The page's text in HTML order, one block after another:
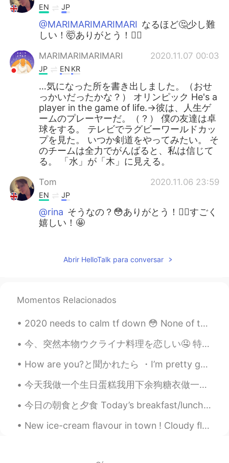
EN JP
@MARIMARIMARIMARI なるほど🤔少し難
しい！🤯ありがとう！🙇‍♂️
MARIMARIMARIMARI 2020.11.07 00:03
JP EN KR
…気になった所を書き出しました。（おせ
っかいだったかな？） オリンピック He's a
player in the game of life.→彼は、人生ゲ
ームのプレーヤーだ。（？） 僕の友達は卓
球をする。 テレビでラグビーワールドカッ
プを見た。 いつか剣道をやってみたい。 そ
のチームは全力でがんばると、私は信じて
る。 「水」が「木」に見える。
Tom 2020.11.06 23:59
EN JP
@rina そうなの？😳ありがとう！🙇‍♂️すごく
嬉しい！🤩
EN
週末に僕は音楽を聴いて、ゲームをし
Tom 2020.11.06 23:38
EN JP
@さとうซาโต้Sato佐藤사도 なるほど！🤔
ありがとう！🙇‍♂️
さとうซาโต้Sato佐藤사도
JP TH
いつもと同じ、でもいつも楽しいって、本
Abrir HelloTalk para conversar
Momentos Relacionados
2020 needs to calm tf down 😳 None of these photos have filters on them. The bright red/orange sk...
今、突然本物ウクライナ料理を恋しい🤤 特にボルシチやチキンキエフ。。。 3ヶ月前ウクライナへ行って、家族を会って、いっぱい休んだけど、最近は旅行に行くことができないから、仕方がないね😂 ウクライ...
How are you?と聞かれたら ・I’m pretty good ・I’m great ・I’m good ・Not bad ・I’m ok ・Nothing special ・sam...
今天我做一个生日蛋糕我用下余狗糖衣做一个狗脚哈哈 Today after I made the birthday cake for a client I used some of the lef...
今日の朝食と夕食 Today’s breakfast/lunch 毎日に朝ごはんは大抵ブラックコーヒーだけから✌🏻 Because usually everyday my breakfast ...
New ice-cream flavour in town ! Cloudy flavour ☁️☁️☁️ : fat free , sugar free , taste free ! Basi...